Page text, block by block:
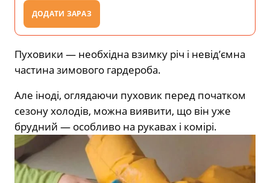
ДОДАТИ ЗАРАЗ
Пуховики — необхідна взимку річ і невід’ємна
частина зимового гардероба.
Але іноді, оглядаючи пуховик перед початком
сезону холодів, можна виявити, що він уже
брудний — особливо на рукавах і комірі.